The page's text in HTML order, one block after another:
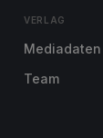
VERLAG
Mediadaten
Team